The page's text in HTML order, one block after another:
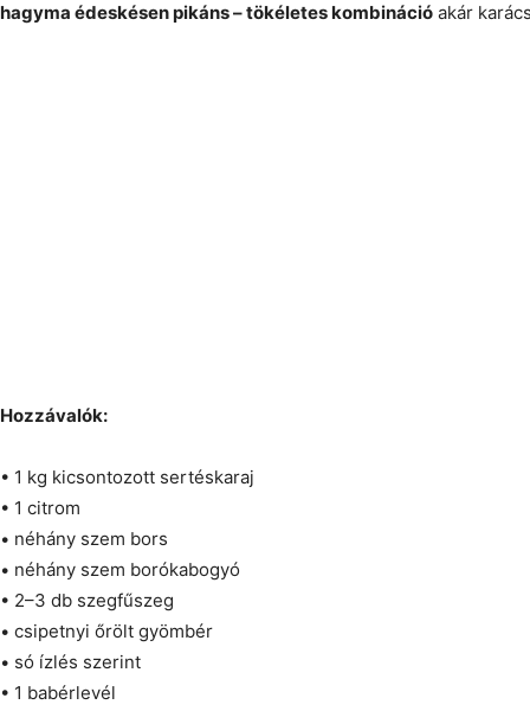
hagyma édeskésen pikáns – tökéletes kombináció akár
Hozzávalók:
• 1 kg kicsontozott sertéskaraj
• 1 citrom
• néhány szem bors
• néhány szem borókabogyó
• 2–3 db szegfűszeg
• csipetnyi őrölt gyömbér
• só ízlés szerint
• 1 babérlevél